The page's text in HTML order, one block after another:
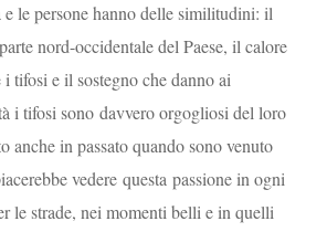
le persone hanno delle similitudini: il
nord-occidentale del Paese, il calore
tifosi e il sostegno che danno ai
i tifosi sono davvero orgogliosi del loro
anche in passato quando sono venuto
vedere questa passione in ogni
le strade, nei momenti belli e in quelli